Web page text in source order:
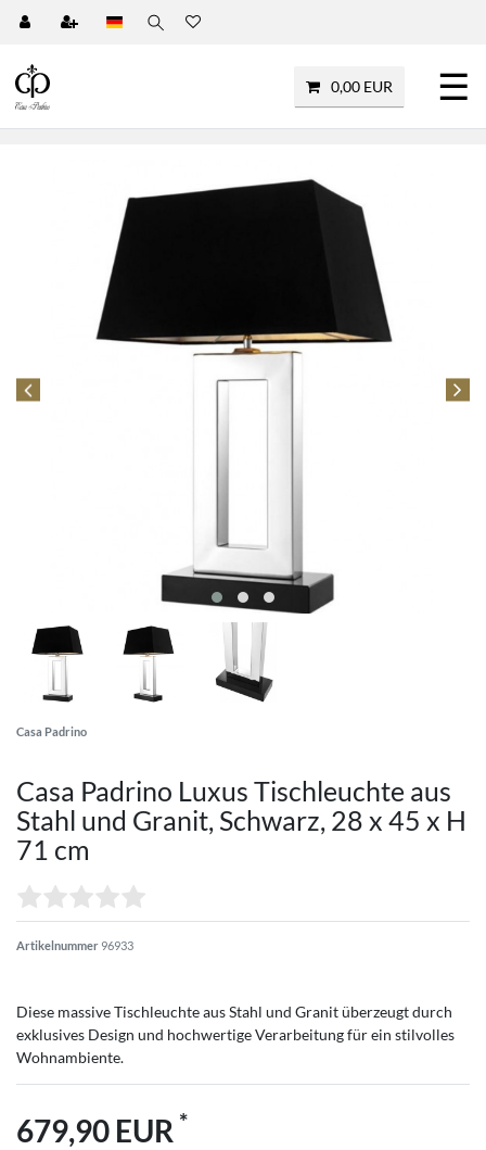
0,00 EUR ☰
Casa Padrino
Casa Padrino Luxus Tischleuchte aus
Stahl und Granit, Schwarz, 28 x 45 x H
71 cm
Artikelnummer 96933
Diese massive Tischleuchte aus Stahl und Granit überzeugt durch
exklusives Design und hochwertige Verarbeitung für ein stilvolles
Wohnambiente.
679,90 EUR *